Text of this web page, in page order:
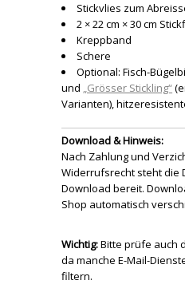
Stickvlies zum
2 × 22 cm × 30 cm
Kreppband
Schere
Optional: Fisch-
und „Grösser Stickling“
Varianten),
Download & Hinweis:
Nach Zahlung und
Widerrufsrecht steht die
Download bereit.
Shop automatisch
Wichtig:Bitte prüfe auch
da manche E-Mail-
filtern.